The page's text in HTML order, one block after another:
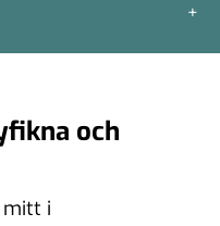
och
mitt i